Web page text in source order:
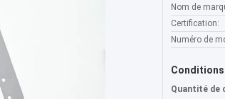
Nom de
Certification:
Numéro de
Quantité de